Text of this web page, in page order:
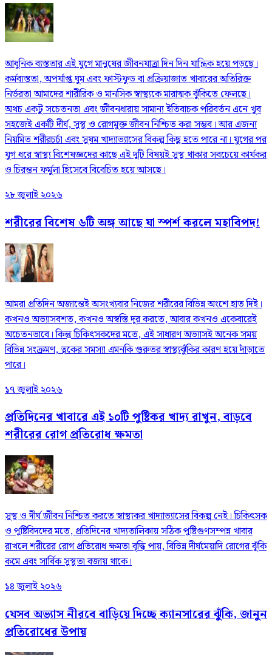
আধুনিক ব্যস্ততার এই যুগে মানুষের জীবনযাত্রা দিন দিন যান্ত্রিক হয়ে পড়ছে।
কর্মব্যস্ততা, অপর্যাপ্ত ঘুম এবং ফাস্টফুড বা প্রক্রিয়াজাত খাবারের অতিরিক্ত
নির্ভরতা আমাদের শারীরিক ও মানসিক স্বাস্থ্যকে মারাত্মক ঝুঁকিতে ফেলছে।
অথচ একটু সচেতনতা এবং জীবনধারায় সামান্য ইতিবাচক পরিবর্তন এনে খুব
সহজেই একটি দীর্ঘ, সুস্থ ও রোগমুক্ত জীবন নিশ্চিত করা সম্ভব। আর এজন্য
নিয়মিত শরীরচর্চা এবং সুষম খাদ্যাভ্যাসের বিকল্প কিছু হতে পারে না। যুগের পর
যুগ ধরে স্বাস্থ্য বিশেষজ্ঞদের কাছে এই দুটি বিষয়ই সুস্থ থাকার সবচেয়ে কার্যকর
ও চিরন্তন ফর্মুলা হিসেবে বিবেচিত হয়ে আসছে।
২৮ জুলাই ২০২৬
শরীরের বিশেষ ৬টি অঙ্গ আছে যা স্পর্শ করলে মহাবিপদ!
আমরা প্রতিদিন অজান্তেই অসংখ্যবার নিজের শরীরের বিভিন্ন অংশে হাত দিই।
কখনও অভ্যাসবশত, কখনও অস্বস্তি দূর করতে, আবার কখনও একেবারেই
অচেতনভাবে। কিন্তু চিকিৎসকদের মতে, এই সাধারণ অভ্যাসই অনেক সময়
বিভিন্ন সংক্রমণ, ত্বকের সমস্যা এমনকি গুরুতর স্বাস্থ্যঝুঁকির কারণ হয়ে দাঁড়াতে
পারে।
১৭ জুলাই ২০২৬
প্রতিদিনের খাবারে এই ১০টি পুষ্টিকর খাদ্য রাখুন, বাড়বে
শরীরের রোগ প্রতিরোধ ক্ষমতা
সুস্থ ও দীর্ঘ জীবন নিশ্চিত করতে স্বাস্থ্যকর খাদ্যাভ্যাসের বিকল্প নেই। চিকিৎসক
ও পুষ্টিবিদদের মতে, প্রতিদিনের খাদ্যতালিকায় সঠিক পুষ্টিগুণসম্পন্ন খাবার
রাখলে শরীরের রোগ প্রতিরোধ ক্ষমতা বৃদ্ধি পায়, বিভিন্ন দীর্ঘমেয়াদি রোগের ঝুঁকি
কমে এবং সার্বিক সুস্থতা বজায় থাকে।
১৪ জুলাই ২০২৬
যেসব অভ্যাস নীরবে বাড়িয়ে দিচ্ছে ক্যানসারের ঝুঁকি, জানুন
প্রতিরোধের উপায়